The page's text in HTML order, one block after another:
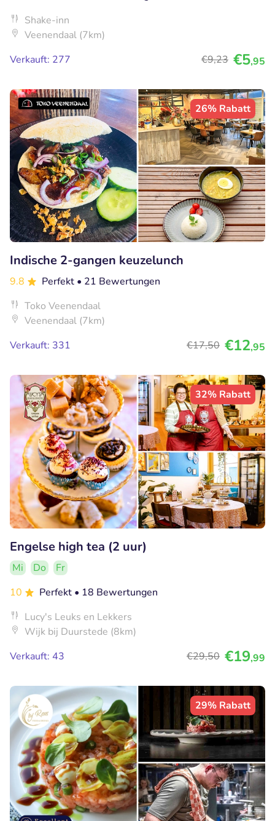
Shake-inn
Veenendaal (7km)
Verkauft: 277
€9,23 €5,95
26% Rabatt
Indische 2-gangen keuzelunch
9.8 Perfekt • 21 Bewertungen
Toko Veenendaal
Veenendaal (7km)
Verkauft: 331
€17,50 €12,95
32% Rabatt
Engelse high tea (2 uur)
Mi Do
Fr
10
Perfekt • 18 Bewertungen
Lucy's Leuks en Lekkers
Wijk bij Duurstede (8km)
Verkauft: 43
€29,50 €19,99
29% Rabatt